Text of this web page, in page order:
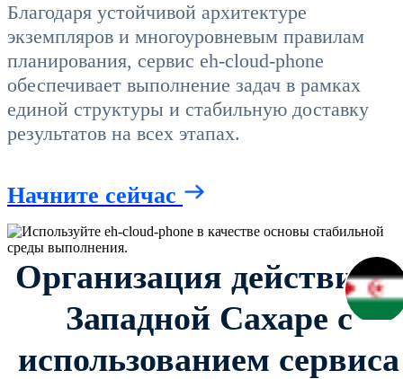
Благодаря устойчивой архитектуре
экземпляров и многоуровневым правилам
планирования, сервис eh-cloud-phone
обеспечивает выполнение задач в рамках
единой структуры и стабильную доставку
результатов на всех этапах.
Начните сейчас
Организация действий в
Западной Сахаре с
использованием сервиса